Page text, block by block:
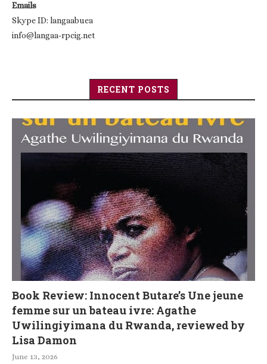
Emails
Skype ID: langaabuea
info@langaa-rpcig.net
RECENT POSTS
Book Review: Innocent Butare’s Une jeune
femme sur un bateau ivre: Agathe
Uwilingiyimana du Rwanda, reviewed by
Lisa Damon
June 13, 2026